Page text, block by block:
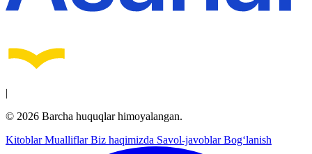
|
© 2026 Barcha huquqlar himoyalangan.
KitoblarMualliflarBiz haqimizda Savol-javoblarBog‘lanish